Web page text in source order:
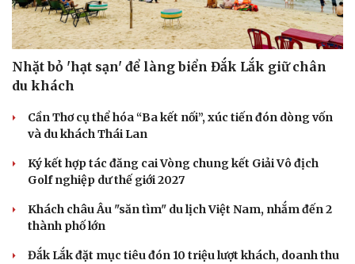
Nhặt bỏ 'hạt sạn' để làng biển Đắk Lắk giữ chân
du khách
Cần Thơ cụ thể hóa “Ba kết nối”, xúc tiến đón dòng vốn
và du khách Thái Lan
Ký kết hợp tác đăng cai Vòng chung kết Giải Vô địch
Golf nghiệp dư thế giới 2027
Khách châu Âu "săn tìm" du lịch Việt Nam, nhắm đến 2
thành phố lớn
Đắk Lắk đặt mục tiêu đón 10 triệu lượt khách, doanh thu